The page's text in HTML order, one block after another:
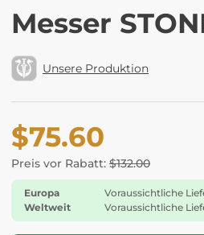
Messer
Unsere Produktion
$75.60
Preis vor Rabatt: $132.00
Europa
Voraussichtliche
Weltweit
Voraussichtliche